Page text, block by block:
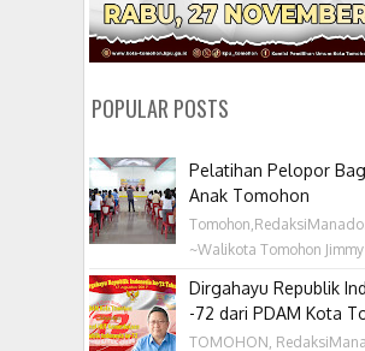
POPULAR POSTS
Pelatihan Pelopor
Anak Tomohon
~Walikota Tomohon Jimmy
Dirgahayu Republik
-72 dari PDAM Kota
TOMOHON,